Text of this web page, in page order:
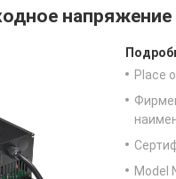
Place
Model